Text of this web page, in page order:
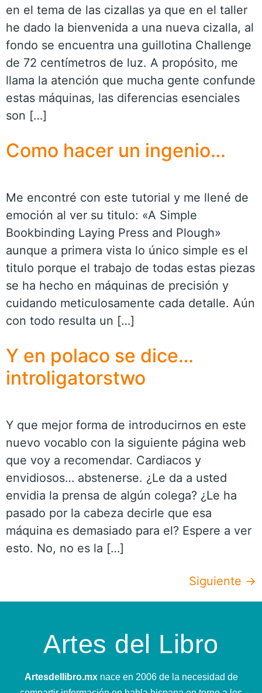
en el tema de las cizallas ya que en el taller
he dado la bienvenida a una nueva cizalla, al
fondo se encuentra una guillotina Challenge
de 72 centímetros de luz. A propósito, me
llama la atención que mucha gente confunde
estas máquinas, las diferencias esenciales
son […]
Como hacer un ingenio…
Me encontré con este tutorial y me llené de
emoción al ver su titulo: «A Simple
Bookbinding Laying Press and Plough»
aunque a primera vista lo único simple es el
titulo porque el trabajo de todas estas piezas
se ha hecho en máquinas de precisión y
cuidando meticulosamente cada detalle. Aún
con todo resulta un […]
Y en polaco se dice…
introligatorstwo
Y que mejor forma de introducirnos en este
nuevo vocablo con la siguiente página web
que voy a recomendar. Cardiacos y
envidiosos… abstenerse. ¿Le da a usted
envidia la prensa de algún colega? ¿Le ha
pasado por la cabeza decirle que esa
máquina es demasiado para el? Espere a ver
esto. No, no es la […]
Siguiente →
Artes del Libro
Artesdellibro.mxnace en 2006 de la necesidad de